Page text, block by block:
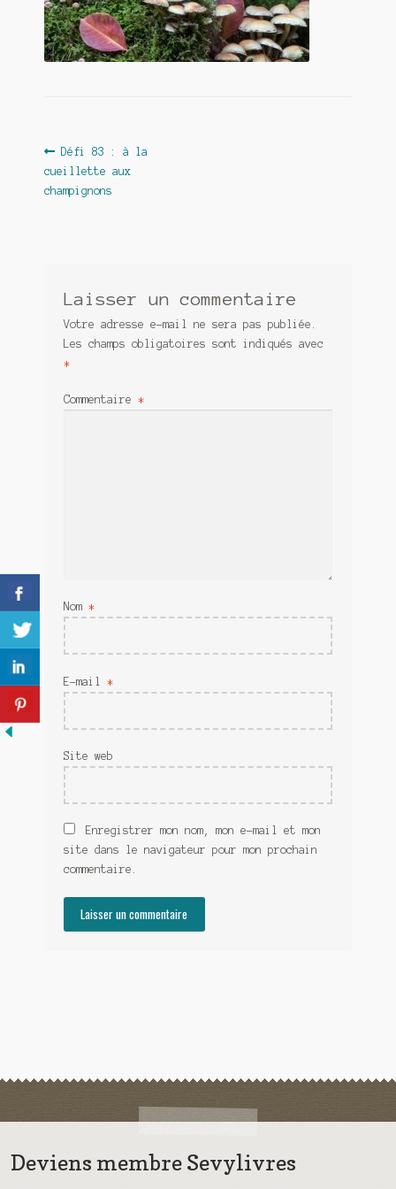
De(s)tracteur réduit au silence
Il fallait me laisser mourir
Marre des adultes
Mes romans
Meurtre en alternance
Panier
Sans retour
Sauver ou périr
Une baffe et ça repart
Navigation
de
Article
précédent :
Défi 83 : à la
cueillette aux
champignons
Laisser un commentaire
Votre adresse e-mail ne sera pas publiée.
Les champs obligatoires sont indiqués avec
*
Commentaire *
Nom *
E-mail *
Site web
Enregistrer mon nom, mon e-mail et mon
site dans le navigateur pour mon prochain
commentaire.
Deviens membre Sevylivres